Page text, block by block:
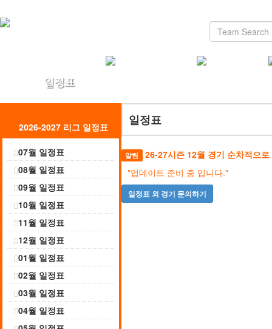
2026-2027 리그 일정표
07월 일정표
08월 일정표
09월 일정표
10월 일정표
11월 일정표
12월 일정표
01월 일정표
02월 일정표
03월 일정표
04월 일정표
일정표
알림 26-27시즌 12월 경기 순차적으로
"업데이트 준비 중 입니다."
일정표 외 경기 문의하기